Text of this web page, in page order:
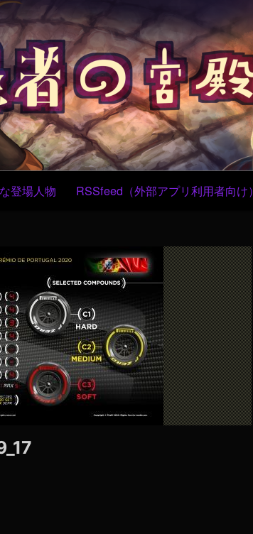
ン
テ
ン
ツ
へ
ス
キ
ッ
プ
登場人物 RSSfeed（外部アプリ利用者向け）